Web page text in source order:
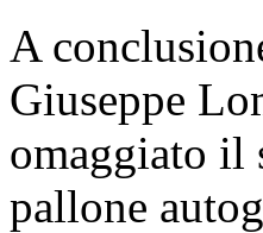
A
Giuseppe
omaggiato il
pallone